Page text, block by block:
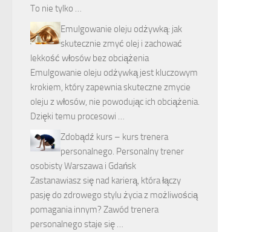
To nie tylko …
Emulgowanie oleju odżywką: jak
skutecznie zmyć olej i zachować
lekkość włosów bez obciążenia
Emulgowanie oleju odżywką jest kluczowym
krokiem, który zapewnia skuteczne zmycie
oleju z włosów, nie powodując ich obciążenia.
Dzięki temu procesowi …
Zdobądź kurs – kurs trenera
personalnego. Personalny trener
osobisty Warszawa i Gdańsk
Zastanawiasz się nad karierą, która łączy
pasję do zdrowego stylu życia z możliwością
pomagania innym? Zawód trenera
personalnego staje się …